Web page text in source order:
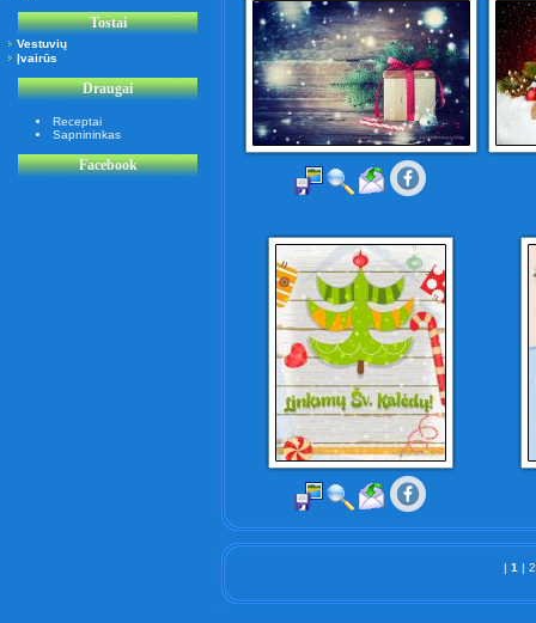
Tostai
Vestuvių
Įvairūs
Draugai
Receptai
Sapnininkas
Facebook
| 1 |